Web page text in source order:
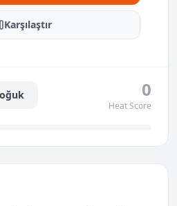
Karşılaştır
0
Heat Score